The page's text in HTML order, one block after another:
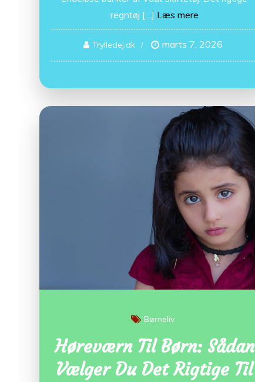
regntøj […] Læs mere
Trylledej.dk marts 7, 2026
Børneliv
Høreværn Til Børn: Sådan
Vælger Du Det Rigtige Til